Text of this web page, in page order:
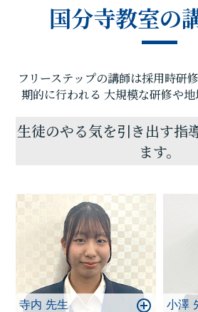
を大切にしています。個別最適化
小さな成功体験を積み重ね、自信
ます。結果だけでなく過程まで支
ら伴走します。自習室も集中で
を整え、前向きに学べる場を提
感できたとき、学びへの姿勢は
安心してお任せいただけるよう、
ポートいたします。皆様とお会い
国分寺教室の
フリーステップの講師は採用時研
期的に行われる 大規模な研修や地
生徒のやる気を引き出す指
ます。
寺内 先生 小澤